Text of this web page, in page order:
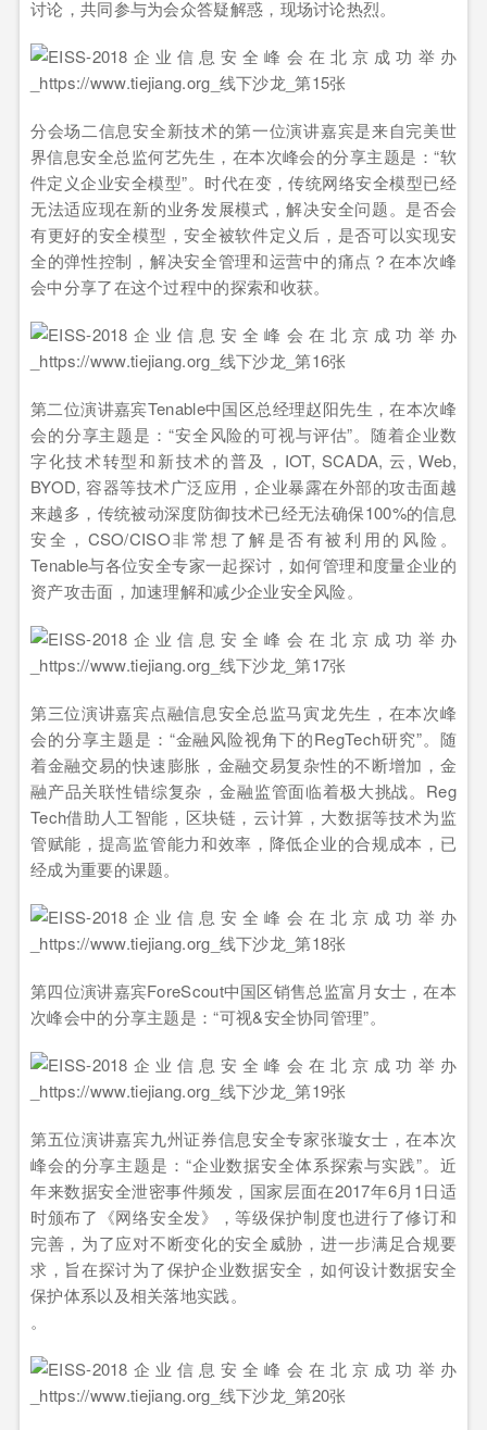
讨论，共同参与为会众答疑解惑，现场讨论热烈。
分会场二信息安全新技术的第一位演讲嘉宾是来自完美世
界信息安全总监何艺先生，在本次峰会的分享主题是：“软
件定义企业安全模型”。时代在变，传统网络安全模型已经
无法适应现在新的业务发展模式，解决安全问题。是否会
有更好的安全模型，安全被软件定义后，是否可以实现安
全的弹性控制，解决安全管理和运营中的痛点？在本次峰
会中分享了在这个过程中的探索和收获。
第二位演讲嘉宾Tenable中国区总经理赵阳先生，在本次峰
会的分享主题是：“安全风险的可视与评估”。随着企业数
字化技术转型和新技术的普及，IOT, SCADA, 云, Web,
BYOD, 容器等技术广泛应用，企业暴露在外部的攻击面越
来越多，传统被动深度防御技术已经无法确保100%的信息
安全，CSO/CISO非常想了解是否有被利用的风险。
Tenable与各位安全专家一起探讨，如何管理和度量企业的
资产攻击面，加速理解和减少企业安全风险。
第三位演讲嘉宾点融信息安全总监马寅龙先生，在本次峰
会的分享主题是：“金融风险视角下的RegTech研究”。随
着金融交易的快速膨胀，金融交易复杂性的不断增加，金
融产品关联性错综复杂，金融监管面临着极大挑战。Reg
Tech借助人工智能，区块链，云计算，大数据等技术为监
管赋能，提高监管能力和效率，降低企业的合规成本，已
经成为重要的课题。
第四位演讲嘉宾ForeScout中国区销售总监富月女士，在本
次峰会中的分享主题是：“可视&安全协同管理”。
第五位演讲嘉宾九州证券信息安全专家张璇女士，在本次
峰会的分享主题是：“企业数据安全体系探索与实践”。近
年来数据安全泄密事件频发，国家层面在2017年6月1日适
时颁布了《网络安全发》，等级保护制度也进行了修订和
完善，为了应对不断变化的安全威胁，进一步满足合规要
求，旨在探讨为了保护企业数据安全，如何设计数据安全
保护体系以及相关落地实践。
。